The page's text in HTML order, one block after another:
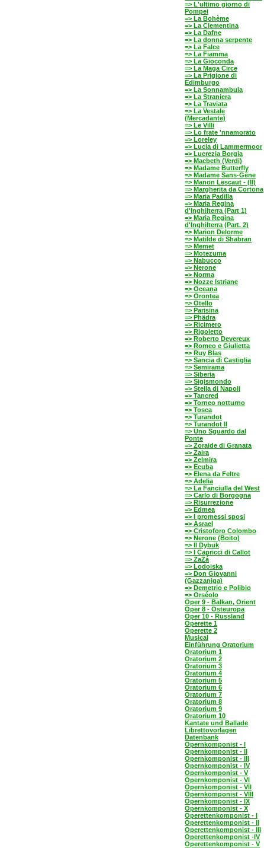
=> L'ultimo giorno di
Pompei
=> La Bohème
=> La Clementina
=> La Dafne
=> La donna serpente
=> La Falce
=> La Fiamma
=> La Gioconda
=> La Maga Circe
=> La Prigione di
Edimburgo
=> La Sonnambula
=> La Straniera
=> La Traviata
=> La Vestale
(Mercadante)
=> Le Villi
=> Lo frate 'nnamorato
=> Loreley
=> Lucia di Lammermoor
=> Lucrezia Borgia
=> Macbeth (Verdi)
=> Madame Butterfly
=> Madame Sans-Gêne
=> Manon Lescaut - (II)
=> Margherita da Cortona
=> Maria Padilla
=> Maria Regina
d'Inghilterra (Part 1)
=> Maria Regina
d'Inghilterra (Part. 2)
=> Marion Delorme
=> Matilde di Shabran
=> Memet
=> Motezuma
=> Nabucco
=> Nerone
=> Norma
=> Nozze Istriane
=> Oceana
=> Orontea
=> Otello
=> Parisina
=> Phädra
=> Ricimero
=> Rigoletto
=> Roberto Devereux
=> Romeo e Giulietta
=> Ruy Blas
=> Sancia di Castiglia
=> Semirama
=> Siberia
=> Sigismondo
=> Stella di Napoli
=> Tancred
=> Torneo notturno
=> Tosca
=> Turandot
=> Turandot II
=> Uno Sguardo dal
Ponte
=> Zoraide di Granata
=> Zaira
=> Zelmira
=> Ecuba
=> Elena da Feltre
=> Adelia
=> La Fanciulla del West
=> Carlo di Borgogna
=> Risurrezione
=> Edmea
=> I promessi sposi
=> Asrael
=> Cristoforo Colombo
=> Nerone (Boito)
=> Il Dybuk
=> I Capricci di Callot
=> ZaZá
=> Lodoiska
=> Don Giovanni
(Gazzaniga)
=> Demetrio e Polibio
=> Orséolo
Oper 9 - Balkan, Orient
Oper 8 - Osteuropa
Oper 10 - Russland
Operette 1
Operette 2
Musical
Einführung Oratorium
Oratorium 1
Oratorium 2
Oratorium 3
Oratorium 4
Oratorium 5
Oratorium 6
Oratorium 7
Oratorium 8
Oratorium 9
Oratorium 10
Kantate und Ballade
Librettovorlagen
Datenbank
Opernkomponist - I
Opernkomponist - II
Opernkomponist - III
Opernkomponist - IV
Opernkomponist - V
Opernkomponist - VI
Opernkomponist - VII
Opernkomponist - VIII
Opernkomponist - IX
Opernkomponist - X
Operettenkomponist - I
Operettenkomponist - II
Operettenkomponist - III
Operettenkomponist -IV
Operettenkomponist - V